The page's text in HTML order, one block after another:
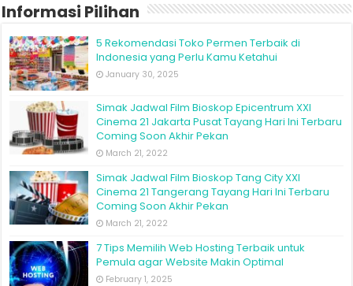
Informasi Pilihan
5 Rekomendasi Toko Permen Terbaik di
Indonesia yang Perlu Kamu Ketahui
January 30, 2025
Simak Jadwal Film Bioskop Epicentrum XXI
Cinema 21 Jakarta Pusat Tayang Hari Ini Terbaru
Coming Soon Akhir Pekan
March 21, 2022
Simak Jadwal Film Bioskop Tang City XXI
Cinema 21 Tangerang Tayang Hari Ini Terbaru
Coming Soon Akhir Pekan
March 21, 2022
7 Tips Memilih Web Hosting Terbaik untuk
Pemula agar Website Makin Optimal
February 1, 2025